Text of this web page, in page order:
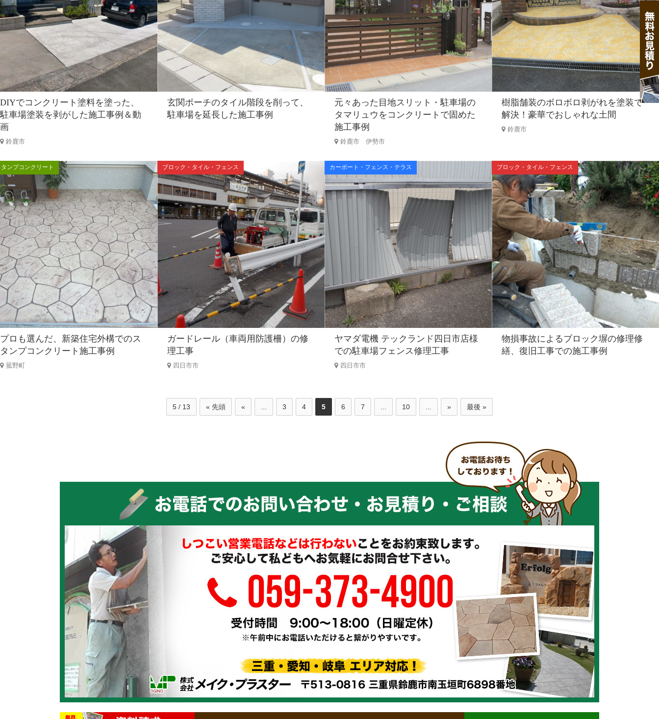
DIYでコンクリート塗料を塗った、
駐車場塗装を剥がした施工事例＆動
画
鈴鹿市
玄関ポーチのタイル階段を削って、
駐車場を延長した施工事例
元々あった目地スリット・駐車場の
タマリュウをコンクリートで固めた
施工事例
鈴鹿市 伊勢市
樹脂舗装のボロボロ剥がれを塗装で
解決！豪華でおしゃれな土間
鈴鹿市
ンプコンクリート
プロも選んだ、新築住宅外構でのス
タンプコンクリート施工事例
菰野町
ブロック・タイル・フェンス
ガードレール（車両用防護柵）の修
理工事
四日市市
カーポート・フェンス・テラス
ヤマダ電機 テックランド四日市店様
での駐車場フェンス修理工事
四日市市
ブロック・タイル・フェンス
物損事故によるブロック塀の修理修
繕、復旧工事での施工事例
5 / 13 « 先頭 « 3 4 5 6 7 10 » 最後 »